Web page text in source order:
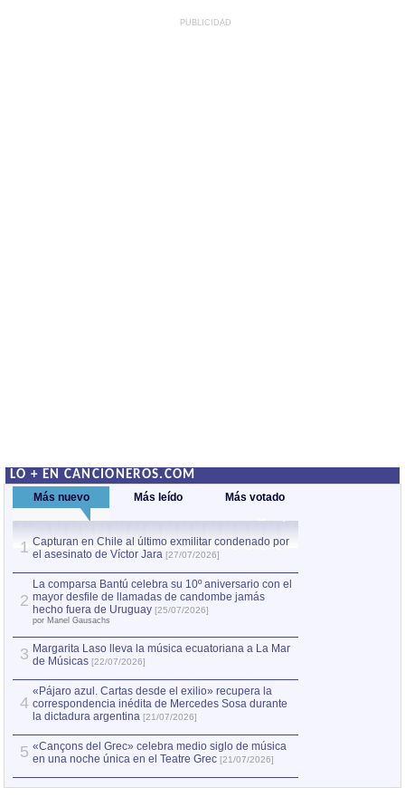
PUBLICIDAD
LO + EN CANCIONEROS.COM
Más nuevo Más leído Más votado
1 Capturan en Chile al último exmilitar condenado por
el asesinato de Víctor Jara [27/07/2026]
2
La comparsa Bantú celebra su 10º aniversario con el
mayor desfile de llamadas de candombe jamás
hecho fuera de Uruguay [25/07/2026]
por Manel Gausachs
3 Margarita Laso lleva la música ecuatoriana a La Mar
de Músicas [22/07/2026]
4
«Pájaro azul. Cartas desde el exilio» recupera la
correspondencia inédita de Mercedes Sosa durante
la dictadura argentina [21/07/2026]
5 «Cançons del Grec» celebra medio siglo de música
en una noche única en el Teatre Grec [21/07/2026]